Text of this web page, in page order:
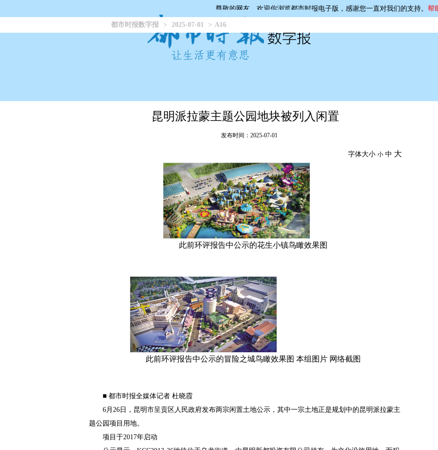
尊敬的网友，欢迎你浏览都市时报电子版，感谢您一直对我们的支持。 帮
都市时报数字报 > 2025-07-01 > A16
昆明派拉蒙主题公园地块被列入闲置
发布时间：2025-07-01
字体大小 小 中 大
此前环评报告中公示的花生小镇鸟瞰效果图
此前环评报告中公示的冒险之城鸟瞰效果图 本组图片 网络截图
■ 都市时报全媒体记者 杜晓霞
6月26日，昆明市呈贡区人民政府发布两宗闲置土地公示，其中一宗土地正是规划中的昆明派拉蒙主
题公园项目用地。
项目于2017年启动